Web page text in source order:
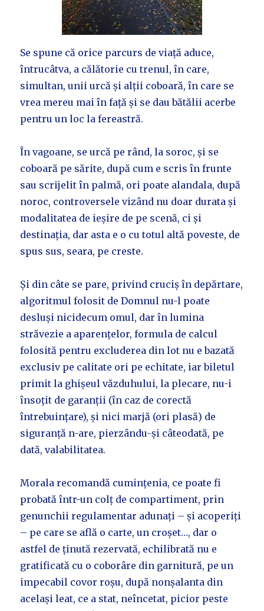
Se spune că orice parcurs de viață aduce,
întrucâtva, a călătorie cu trenul, în care,
simultan, unii urcă și alții coboară, în care se
vrea mereu mai în față și se dau bătălii acerbe
pentru un loc la fereastră.
În vagoane, se urcă pe rând, la soroc, și se
coboară pe sărite, după cum e scris în frunte
sau scrijelit în palmă, ori poate alandala, după
noroc, controversele vizând nu doar durata și
modalitatea de ieșire de pe scenă, ci și
destinația, dar asta e o cu totul altă poveste, de
spus sus, seara, pe creste.
Și din câte se pare, privind cruciș în depărtare,
algoritmul folosit de Domnul nu-l poate
desluși nicidecum omul, dar în lumina
străvezie a aparențelor, formula de calcul
folosită pentru excluderea din lot nu e bazată
exclusiv pe calitate ori pe echitate, iar biletul
primit la ghișeul văzduhului, la plecare, nu-i
însoțit de garanții (în caz de corectă
întrebuințare), și nici marjă (ori plasă) de
siguranță n-are, pierzându-și câteodată, pe
dată, valabilitatea.
Morala recomandă cumințenia, ce poate fi
probată într-un colț de compartiment, prin
genunchii regulamentar adunați – și acoperiți
– pe care se află o carte, un croșet…, dar o
astfel de ținută rezervată, echilibrată nu e
gratificată cu o coborâre din garnitură, pe un
impecabil covor roșu, după nonșalanta din
același leat, ce a stat, neîncetat, picior peste